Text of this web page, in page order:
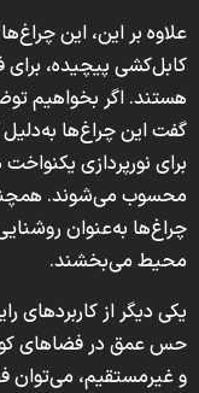
علاوه بر این، این
کابل‌کشی پیچیده،
هستند. اگر بخواهیم
گفت این چراغ‌ها
برای نورپردازی
محسوب می‌شوند.
چراغ‌ها به‌عنوان
محیط می‌بخشند.
یکی دیگر از کاربردهای
حس عمق در فضاهای
و غیرمستقیم، می‌توان